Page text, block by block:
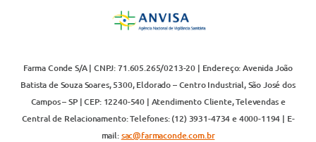
Farma Conde S/A | CNPJ: 71.605.265/0213-20 | Endereço: Avenida João
Batista de Souza Soares, 5300, Eldorado – Centro Industrial, São José dos
Campos – SP | CEP: 12240-540 | Atendimento Cliente, Televendas e
Central de Relacionamento: Telefones: (12) 3931-4734 e 4000-1194 | E-
mail:sac@farmaconde.com.br